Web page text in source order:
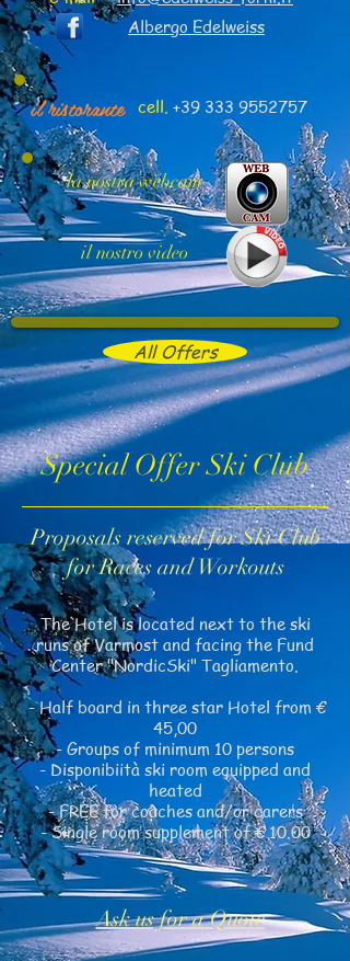
Albergo Edelweiss
il ristorante cell. +39 333 9552757
la nostra webcam
il nostro video
All Offers
Special Offer Ski Club
Proposals reserved for Ski Club
for Races and Workouts
The Hotel is located next to the ski
runs of Varmost and facing the Fund
Center "NordicSki" Tagliamento.
- Half board in three star Hotel from €
45,00
- Groups of minimum 10 persons
- Disponibiità ski room equipped and
heated
- FREE for coaches and/or carers
- Single room supplement of € 10.00
Ask us for a Quote